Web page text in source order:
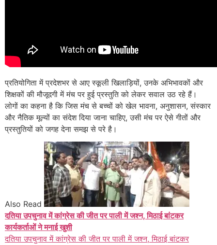
प्रतियोगिता में प्रदेशभर से आए स्कूली खिलाड़ियों, उनके अभिभावकों और
शिक्षकों की मौजूदगी में मंच पर हुई प्रस्तुति को लेकर सवाल उठ रहे हैं।
लोगों का कहना है कि जिस मंच से बच्चों को खेल भावना, अनुशासन, संस्कार
और नैतिक मूल्यों का संदेश दिया जाना चाहिए, उसी मंच पर ऐसे गीतों और
प्रस्तुतियों को जगह देना समझ से परे है।
Also Read
दतिया उपचुनाव में कांग्रेस की जीत पर पाली में जश्न, मिठाई बांटकर
कार्यकर्ताओं ने मनाई खुशी
दतिया उपचुनाव में कांग्रेस की जीत पर पाली में जश्न, मिठाई बांटकर